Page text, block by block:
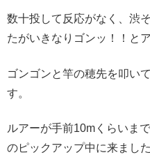
数十投して反応がなく、渋
たがいきなりゴンッ！！と
ゴンゴンと竿の穂先を叩い
す。
ルアーが手前10mくらいま
のピックアップ中に来ました